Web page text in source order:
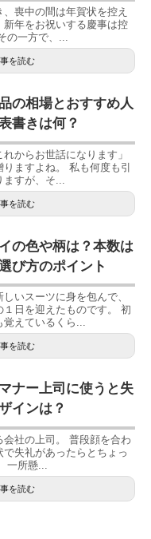
喪中の間は年賀状を控え
年をお祝いする慶事は控
の一方で、...
を読む
の相場とおすすめ人
書きは何？
からお世話になります」
ますよね。 私も何度も引
すが、そ...
を読む
の色や柄は？本数は
び方のポイント
いスーツに身を包んで、
１日を迎えたものです。 初
覚えているくら...
を読む
ナー上司に使うと失
インは？
会社の上司。 普段顔を合わ
で失礼があったらとちょっ
一所懸...
を読む